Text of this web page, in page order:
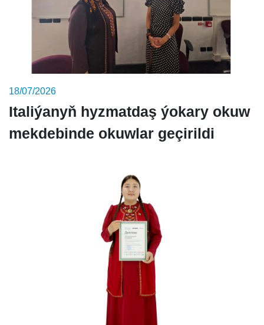
18/07/2026
Italiýanyň hyzmatdaş ýokary okuw
mekdebinde okuwlar geçirildi